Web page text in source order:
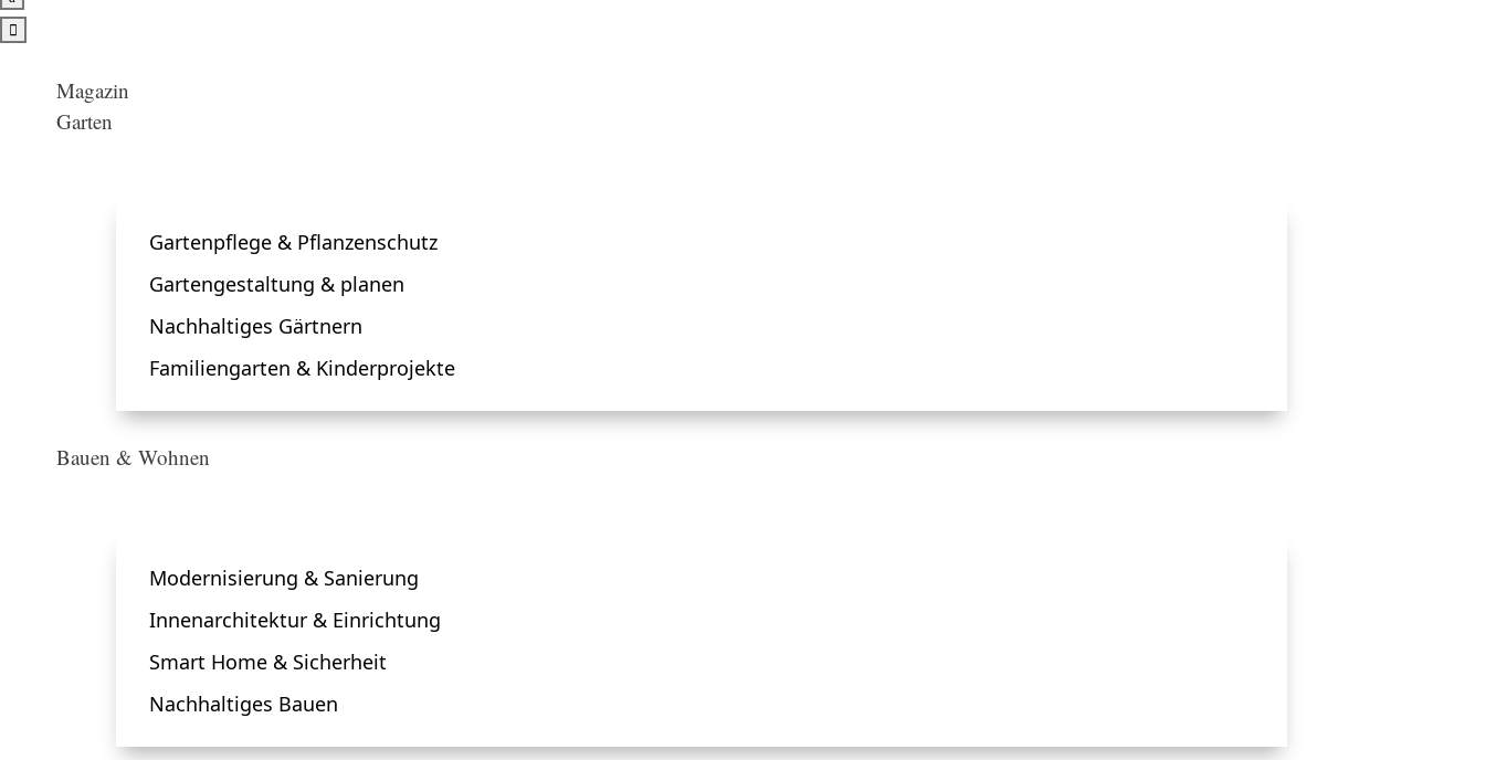

Magazin
Garten
Gartenpflege & Pflanzenschutz
Gartengestaltung & planen
Nachhaltiges Gärtnern
Familiengarten & Kinderprojekte
Bauen & Wohnen
Modernisierung & Sanierung
Innenarchitektur & Einrichtung
Smart Home & Sicherheit
Nachhaltiges Bauen